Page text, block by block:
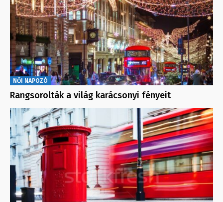
NŐI NAPOZÓ
Rangsorolták a világ karácsonyi fényeit